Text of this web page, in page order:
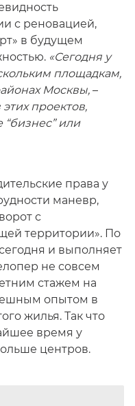
с реновацией,
в будущем
«Сегодня у
площадкам,
Москвы, –
проектов,
“бизнес” или
права у
маневр,
с
территории». По
и выполняет
не совсем
стажем на
опытом в
жилья. Так что
время у
центров.